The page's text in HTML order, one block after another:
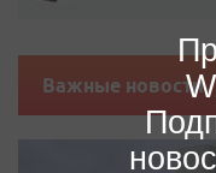
Важные новости